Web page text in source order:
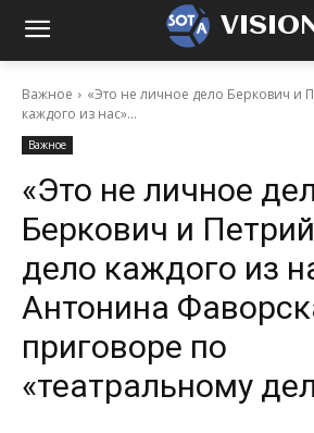
Важное
«Это не личное дело Беркович и
каждого из нас»...
Важное
«Это не личное
Беркович и
дело каждого из
Антонина
приговоре по
«театральному